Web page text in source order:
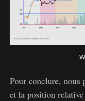
Pour conclure, nous
et la position